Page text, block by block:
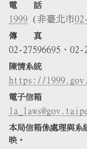
電 話
1999 (非臺北市
傳 真
02-27596695、02-
陳情系統
https://
電子信箱
本局信箱係處理與系
映。